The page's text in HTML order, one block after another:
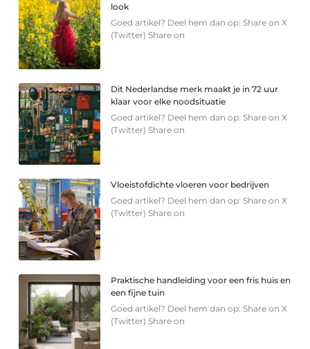
look
Goed artikel? Deel hem dan op: Share on X
(Twitter) Share on
Dit Nederlandse merk maakt je in 72 uur
klaar voor elke noodsituatie
Goed artikel? Deel hem dan op: Share on X
(Twitter) Share on
Vloeistofdichte vloeren voor bedrijven
Goed artikel? Deel hem dan op: Share on X
(Twitter) Share on
Praktische handleiding voor een fris huis en
een fijne tuin
Goed artikel? Deel hem dan op: Share on X
(Twitter) Share on